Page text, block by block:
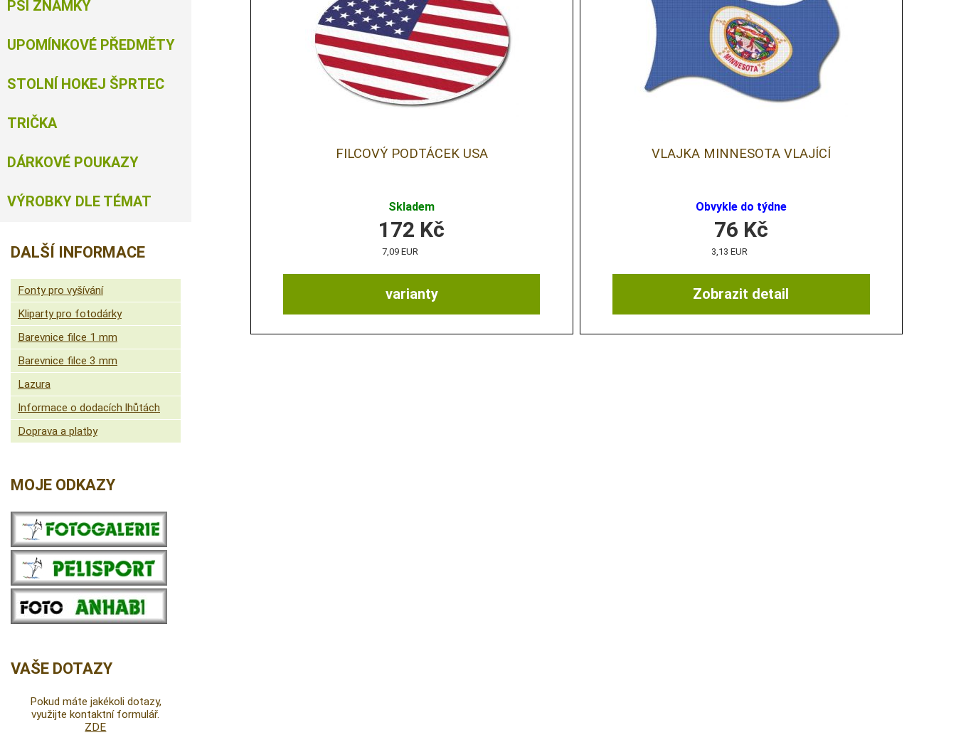
FILCOVÝ PODTÁCEK USA
Skladem
varianty
172 Kč
7,09 EUR
VLAJKA MINNESOTA VLAJÍCÍ
Obvykle do týdne
Zobrazit detail
76 Kč
3,13 EUR
PSÍ ZNÁMKY
UPOMÍNKOVÉ PŘEDMĚTY
STOLNÍ HOKEJ ŠPRTEC
TRIČKA
DÁRKOVÉ POUKAZY
VÝROBKY DLE TÉMAT
DALŠÍ INFORMACE
Fonty pro vyšívání
Kliparty pro fotodárky
Barevnice filce 1 mm
Barevnice filce 3 mm
Lazura
Informace o dodacích lhůtách
Doprava a platby
MOJE ODKAZY
VAŠE DOTAZY
Pokud máte jakékoli dotazy,
využijte kontaktní formulář.
ZDE